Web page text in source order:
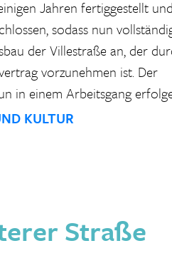
KULTUR
Jahren fertiggestellt
sodass nun
der Villestraße an, der
vorzunehmen ist. Der
in einem Arbeitsgang
Straße